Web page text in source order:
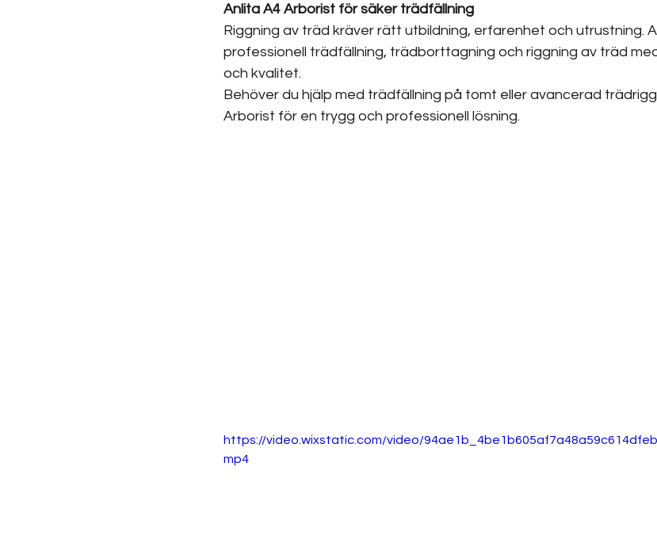
Anlita A4 Arborist för säker trädfällning
Riggning av träd kräver rätt utbildning, erfarenhet och utrustning.
professionell trädfällning, trädborttagning och riggning av träd
och kvalitet.
Behöver du hjälp med trädfällning på tomt eller avancerad
Arborist för en trygg och professionell lösning.
https://video.wixstatic.com/video/
mp4